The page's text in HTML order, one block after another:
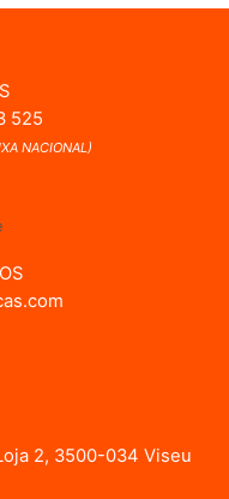
525
NACIONAL)
2, 3500-034 Viseu